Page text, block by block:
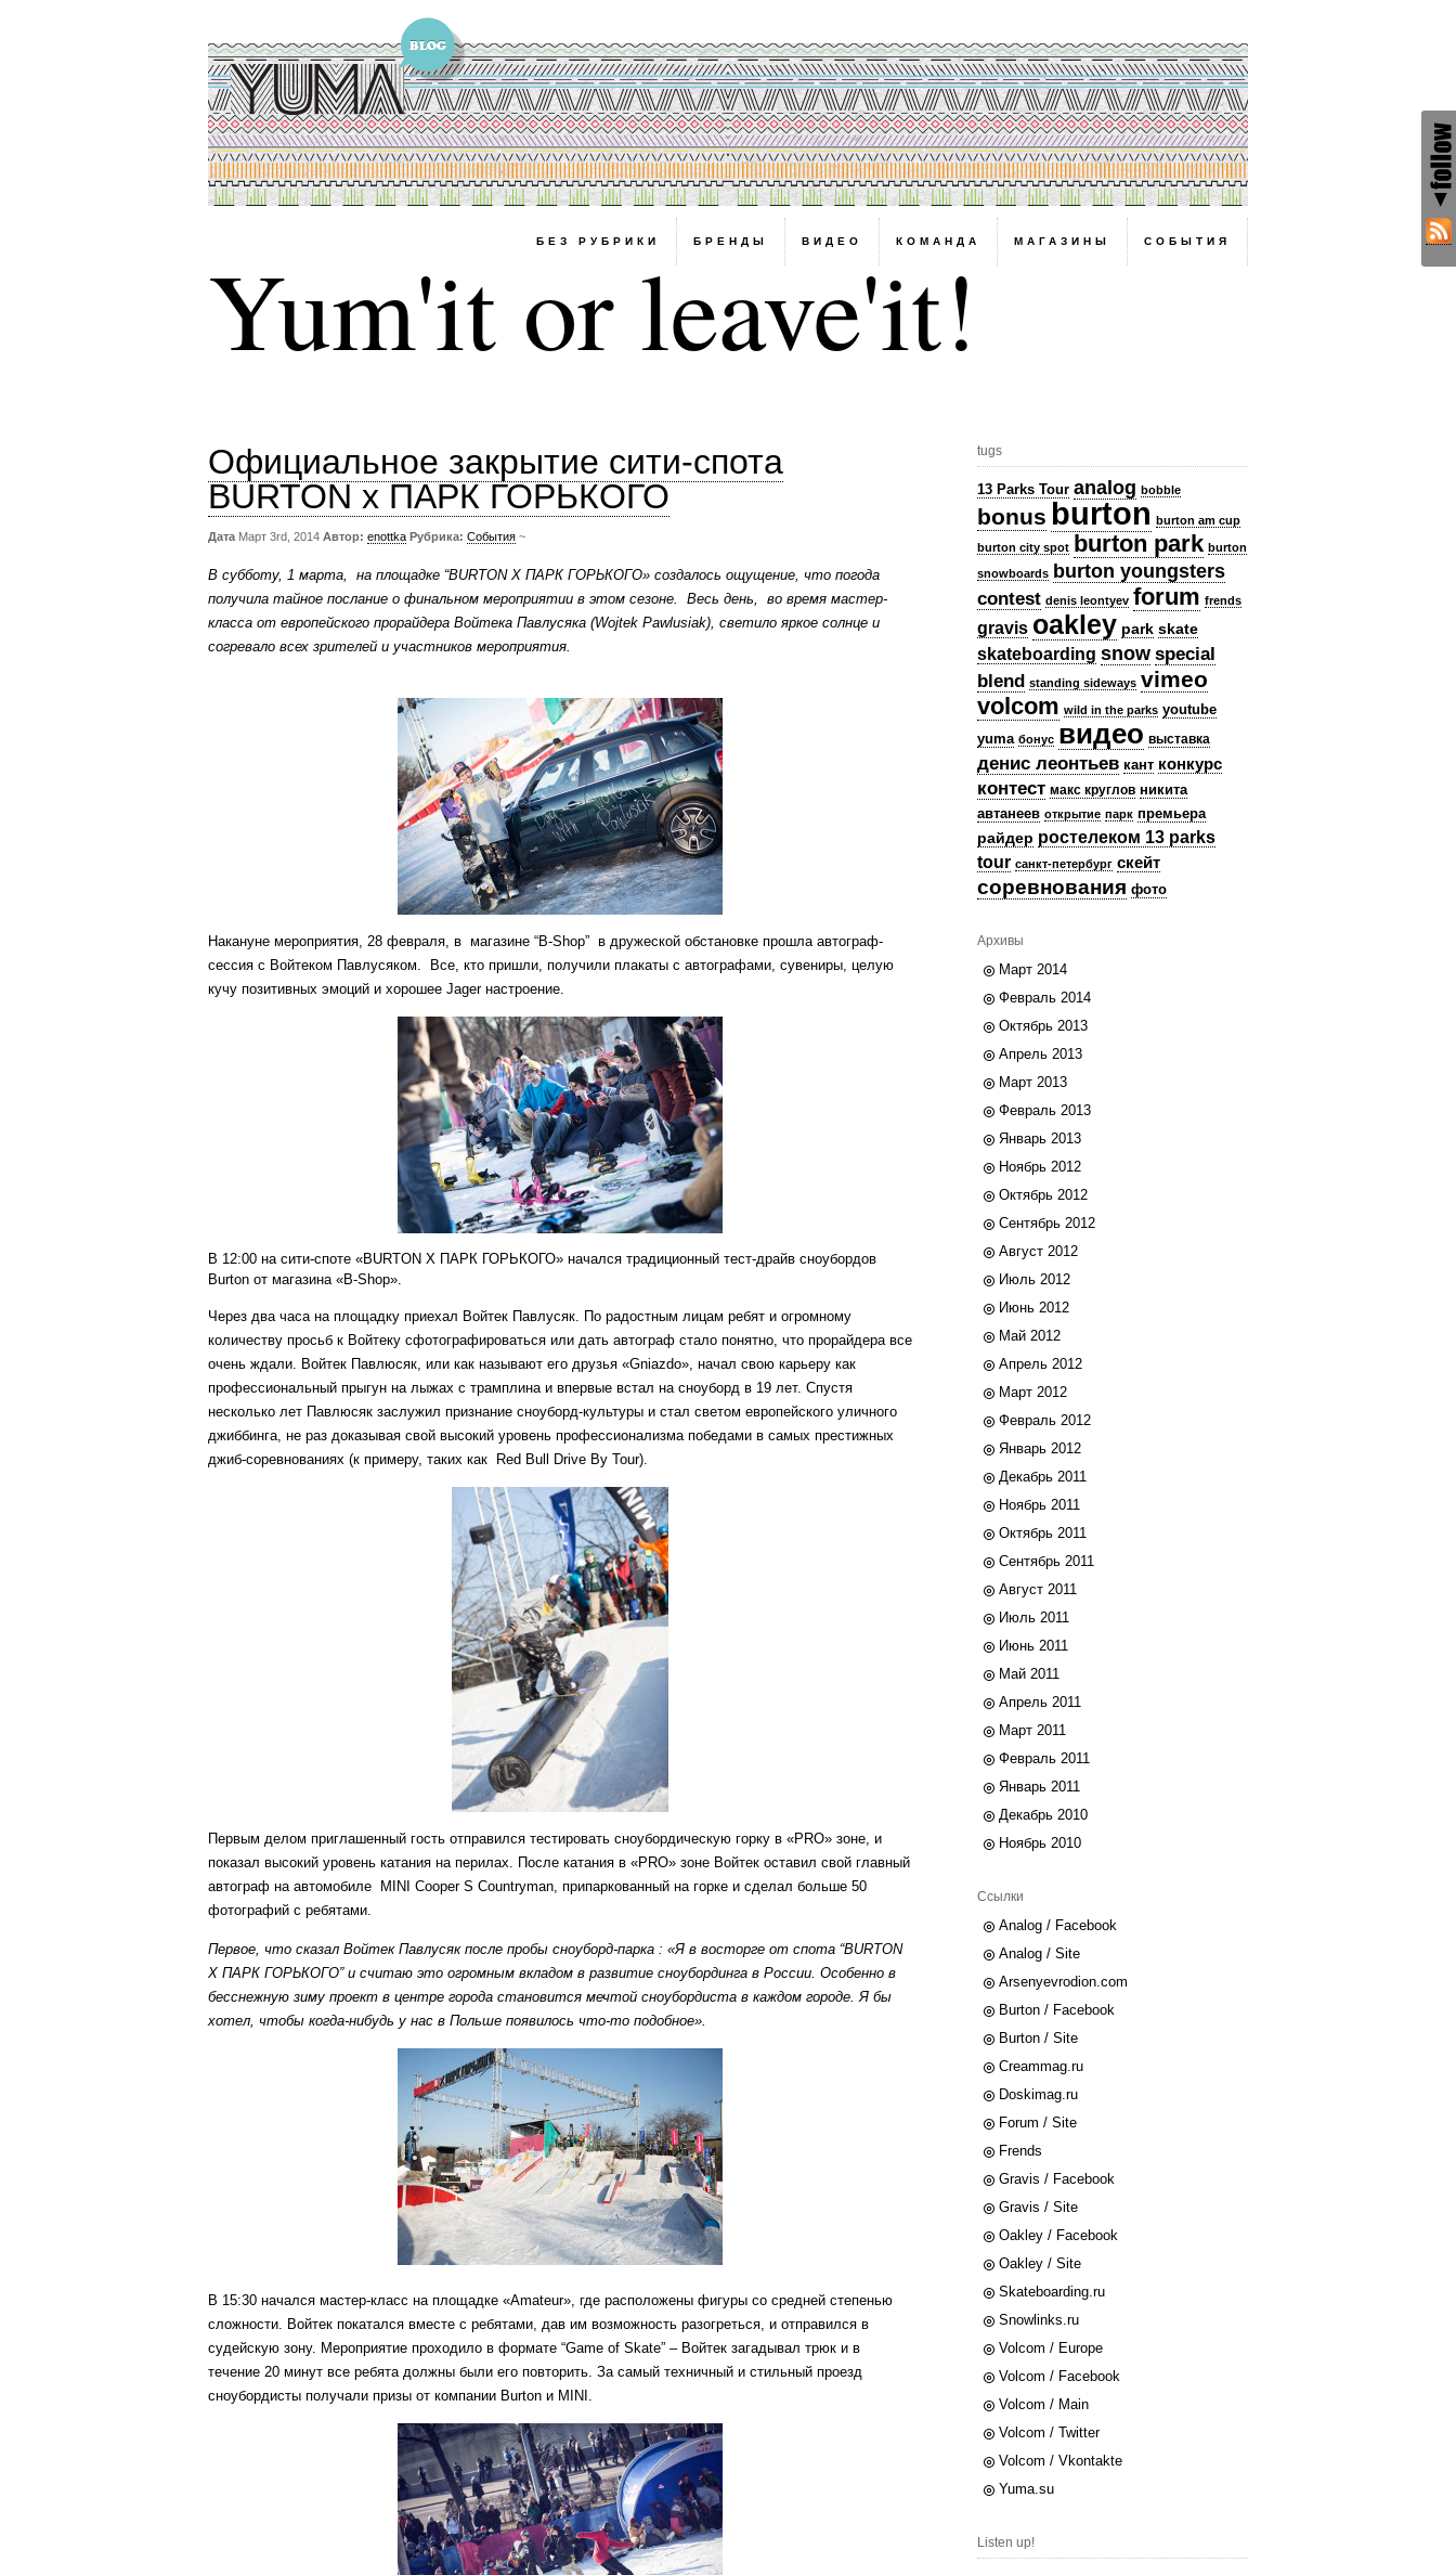
БЕЗ РУБРИКИ БРЕНДЫ ВИДЕО КОМАНДА МАГАЗИНЫ СОБЫТИЯ
Yum'it or leave'it!
Официальное закрытие сити-спота
BURTON x ПАРК ГОРЬКОГО
Дата Март 3rd, 2014 Автор: enottka Рубрика: События ~
В субботу, 1 марта, на площадке “BURTON X ПАРК ГОРЬКОГО» создалось ощущение, что погода
получила тайное послание о финальном мероприятии в этом сезоне. Весь день, во время мастер-
класса от европейского прорайдера Войтека Павлусяка (Wojtek Pawlusiak), светило яркое солнце и
согревало всех зрителей и участников мероприятия.
Накануне мероприятия, 28 февраля, в магазине “B-Shop” в дружеской обстановке прошла автограф-
сессия с Войтеком Павлусяком. Все, кто пришли, получили плакаты с автографами, сувениры, целую
кучу позитивных эмоций и хорошее Jager настроение.
В 12:00 на сити-споте «BURTON Х ПАРК ГОРЬКОГО» начался традиционный тест-драйв сноубордов
Burton от магазина «B-Shop».
Через два часа на площадку приехал Войтек Павлусяк. По радостным лицам ребят и огромному
количеству просьб к Войтеку сфотографироваться или дать автограф стало понятно, что прорайдера все
очень ждали. Войтек Павлюсяк, или как называют его друзья «Gniazdo», начал свою карьеру как
профессиональный прыгун на лыжах с трамплина и впервые встал на сноуборд в 19 лет. Спустя
несколько лет Павлюсяк заслужил признание сноуборд-культуры и стал светом европейского уличного
джиббинга, не раз доказывая свой высокий уровень профессионализма победами в самых престижных
джиб-соревнованиях (к примеру, таких как Red Bull Drive By Tour).
Первым делом приглашенный гость отправился тестировать сноубордическую горку в «PRO» зоне, и
показал высокий уровень катания на перилах. После катания в «PRO» зоне Войтек оставил свой главный
автограф на автомобиле MINI Cooper S Countryman, припаркованный на горке и сделал больше 50
фотографий с ребятами.
Первое, что сказал Войтек Павлусяк после пробы сноуборд-парка : «Я в восторге от спота “BURTON
X ПАРК ГОРЬКОГО” и считаю это огромным вкладом в развитие сноубординга в России. Особенно в
бесснежную зиму проект в центре города становится мечтой сноубордиста в каждом городе. Я бы
хотел, чтобы когда-нибудь у нас в Польше появилось что-то подобное».
В 15:30 начался мастер-класс на площадке «Amateur», где расположены фигуры со средней степенью
сложности. Войтек покатался вместе с ребятами, дав им возможность разогреться, и отправился в
судейскую зону. Мероприятие проходило в формате “Game of Skate” – Войтек загадывал трюк и в
течение 20 минут все ребята должны были его повторить. За самый техничный и стильный проезд
сноубордисты получали призы от компании Burton и MINI.
tugs
13 Parks Tour analog bobble
bonus burton burton am cup
burton city spot burton park burton
snowboards burton youngsters
contest denis leontyev forum frends
gravis oakley park skate
skateboarding snow special
blend standing sideways vimeo
volcom wild in the parks youtube
yuma бонус видео выставка
денис леонтьев кант конкурс
контест макс круглов никита
автанеев открытие парк премьера
райдер ростелеком 13 parks
tour санкт-петербург скейт
соревнования фото
Архивы
Март 2014
Февраль 2014
Октябрь 2013
Апрель 2013
Март 2013
Февраль 2013
Январь 2013
Ноябрь 2012
Октябрь 2012
Сентябрь 2012
Август 2012
Июль 2012
Июнь 2012
Май 2012
Апрель 2012
Март 2012
Февраль 2012
Январь 2012
Декабрь 2011
Ноябрь 2011
Октябрь 2011
Сентябрь 2011
Август 2011
Июль 2011
Июнь 2011
Май 2011
Апрель 2011
Март 2011
Февраль 2011
Январь 2011
Декабрь 2010
Ноябрь 2010
Ссылки
Analog / Facebook
Analog / Site
Arsenyevrodion.com
Burton / Facebook
Burton / Site
Creammag.ru
Doskimag.ru
Forum / Site
Frends
Gravis / Facebook
Gravis / Site
Oakley / Facebook
Oakley / Site
Skateboarding.ru
Snowlinks.ru
Volcom / Europe
Volcom / Facebook
Volcom / Main
Volcom / Twitter
Volcom / Vkontakte
Yuma.su
Listen up!